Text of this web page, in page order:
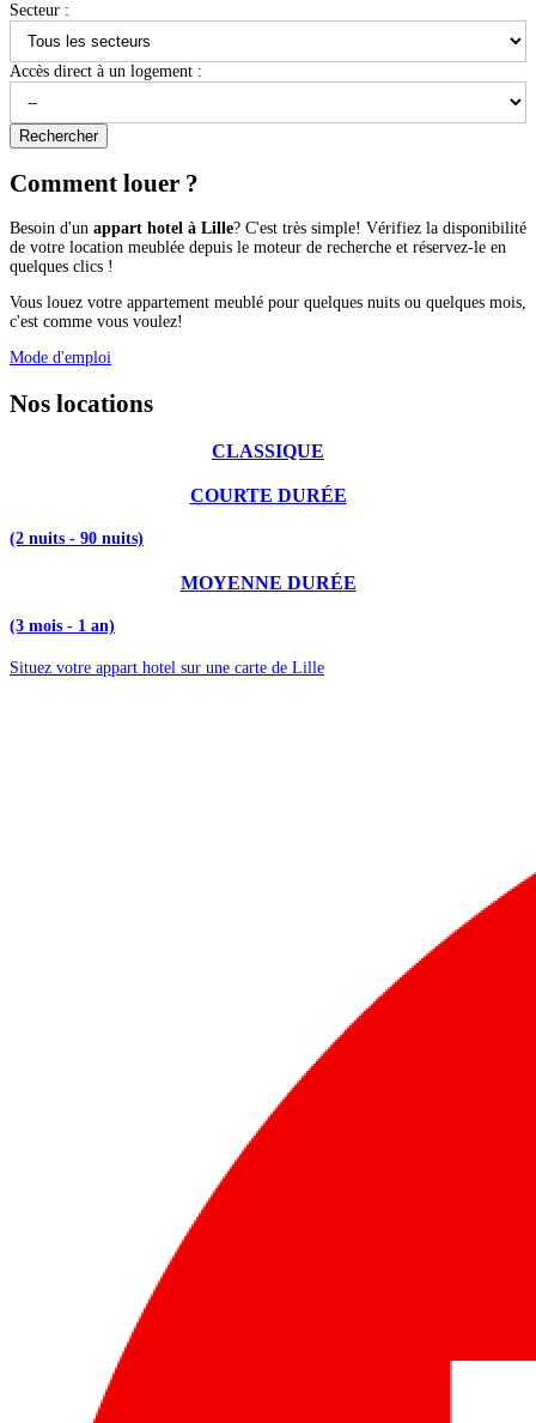
Secteur :
Accès direct à un logement :
Comment louer ?
Besoin d'un appart hotel à Lille? C'est très simple! Vérifiez la disponibilité
de votre location meublée depuis le moteur de recherche et réservez-le en
quelques clics !
Vous louez votre appartement meublé pour quelques nuits ou quelques mois,
c'est comme vous voulez!
Mode d'emploi
Nos locations
CLASSIQUE
COURTE DURÉE
(2 nuits - 90 nuits)
MOYENNE DURÉE
(3 mois - 1 an)
Situez votre appart hotel sur une carte de Lille